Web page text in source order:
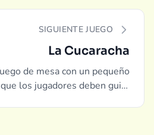
SIGUIENTE JUEGO
La Cucaracha
de mesa con un pequeño
los jugadores deben guiar